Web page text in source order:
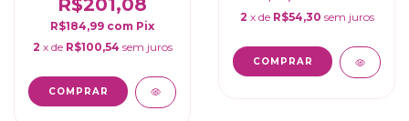
R$184,99 com Pix
2 x de R$100,54 sem juros
COMPRAR
2 x de R$54,30 sem juros
COMPRAR